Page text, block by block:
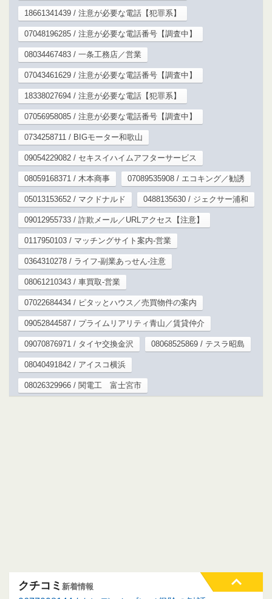
18661341439 / 注意が必要な電話【犯罪系】
07048196285 / 注意が必要な電話番号【調査中】
08034467483 / 一条工務店／営業
07043461629 / 注意が必要な電話番号【調査中】
18338027694 / 注意が必要な電話【犯罪系】
07056958085 / 注意が必要な電話番号【調査中】
0734258711 / BIGモーター和歌山
09054229082 / セキスイハイムアフターサービス
08059168371 / 木本商事 07089535908 / エコキング／勧誘
05013153652 / マクドナルド 0488135630 / ジェクサー浦和
09012955733 / 詐欺メール／URLアクセス【注意】
0117950103 / マッチングサイト案内-営業
0364310278 / ライフ-副業あっせん-注意
08061210343 / 車買取-営業
07022684434 / ピタッとハウス／売買物件の案内
09052844587 / プライムリアリティ青山／賃貸仲介
09070876971 / タイヤ交換金沢 08068525869 / テスラ昭島
08040491842 / アイスコ横浜
08026329966 / 関電工 富士宮市
クチコミ 新着情報